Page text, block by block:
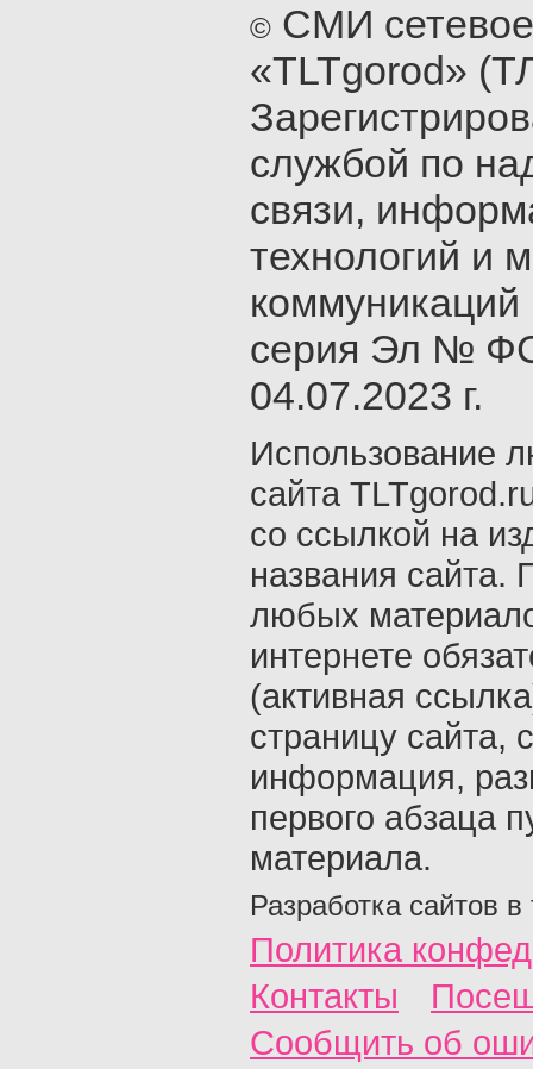
© СМИ
«TLTgorod»
службой по
связи,
технологий и
серия Эл №
04.07.2023 г.
Использование
сайта
со ссылкой на
названия сайта.
любых
интернете
(активная
страницу сайта,
информация,
первого абзаца
материала.
Разработка сайтов в
Политика
Контакты
Сообщить об